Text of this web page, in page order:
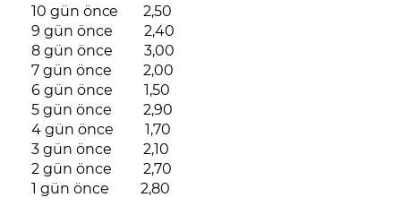
10 gün önce 2,50
9 gün önce 2,40
8 gün önce 3,00
7 gün önce 2,00
6 gün önce 1,50
5 gün önce 2,90
4 gün önce 1,70
3 gün önce 2,10
2 gün önce 2,70
1 gün önce 2,80